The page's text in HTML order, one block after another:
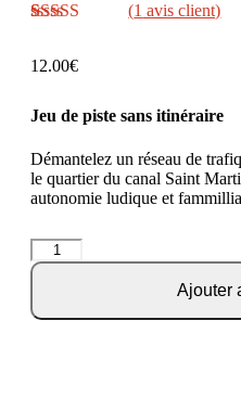
notation
(1 avis client)
12.00€
Jeu de piste sans itinéraire
Démantelez un réseau de
le quartier du canal Saint
autonomie ludique et
Ajouter